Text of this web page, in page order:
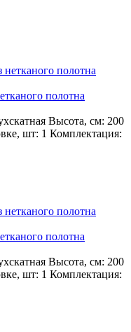
полотна
Высота, см: 200
шт: 1 Комплектация:
полотна
Высота, см: 200
шт: 1 Комплектация: